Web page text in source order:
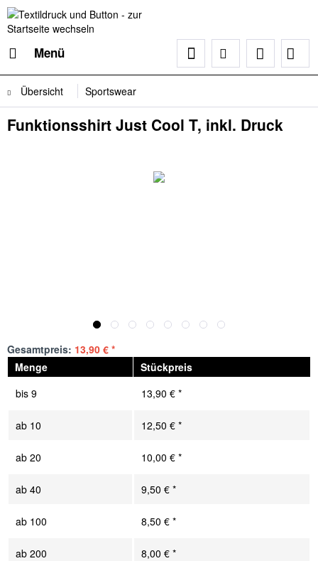
Menü
Übersicht Sportswear
Funktionsshirt Just Cool T, inkl. Druck
Gesamtpreis: 13,90 € *
Menge
Stückpreis
bis 9 13,90 € *
ab 10 12,50 € *
ab 20 10,00 € *
ab 40 9,50 € *
ab 100 8,50 € *
ab 200 8,00 € *